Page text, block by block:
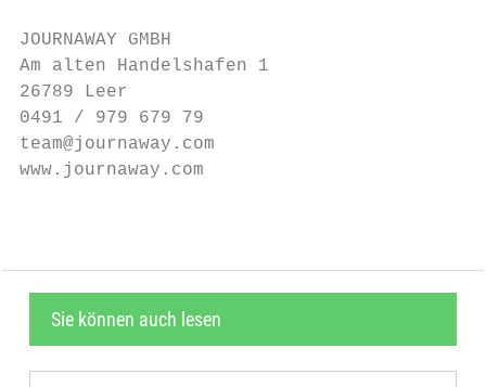
JOURNAWAY GMBH
Am alten Handelshafen 1
26789 Leer
0491 / 979 679 79
team@journaway.com
www.journaway.com
Sie können auch lesen